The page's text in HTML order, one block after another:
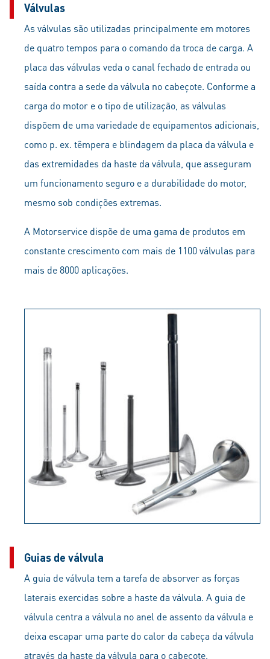
Válvulas
As válvulas são utilizadas principalmente em motores
de quatro tempos para o comando da troca de carga. A
placa das válvulas veda o canal fechado de entrada ou
saída contra a sede da válvula no cabeçote. Conforme a
carga do motor e o tipo de utilização, as válvulas
dispõem de uma variedade de equipamentos adicionais,
como p. ex. têmpera e blindagem da placa da válvula e
das extremidades da haste da válvula, que asseguram
um funcionamento seguro e a durabilidade do motor,
mesmo sob condições extremas.
A Motorservice dispõe de uma gama de produtos em
constante crescimento com mais de 1100 válvulas para
mais de 8000 aplicações.
Guias de válvula
A guia de válvula tem a tarefa de absorver as forças
laterais exercidas sobre a haste da válvula. A guia de
válvula centra a válvula no anel de assento da válvula e
deixa escapar uma parte do calor da cabeça da válvula
através da haste da válvula para o cabeçote.